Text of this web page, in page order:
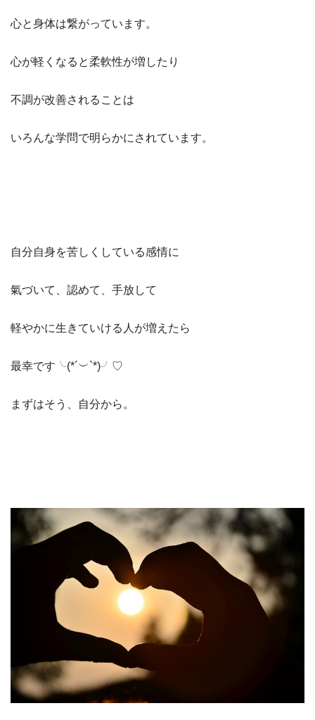
心と身体は繋がっています。
心が軽くなると柔軟性が増したり
不調が改善されることは
いろんな学問で明らかにされています。
自分自身を苦しくしている感情に
氣づいて、認めて、手放して
軽やかに生きていける人が増えたら
最幸です╰(*´︶`*)╯♡
まずはそう、自分から。